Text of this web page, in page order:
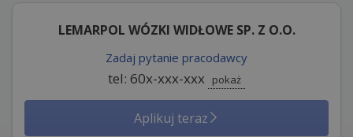
LEMARPOL WÓZKI WIDŁOWE SP. Z O.O.
Zadaj pytanie pracodawcy
tel: 60x-xxx-xxx pokaż
Aplikuj teraz